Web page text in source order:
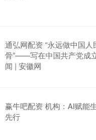
通弘网配资 “永远做中国
骨”——写在中国共产党成
闻 | 安徽网
赢牛吧配资 机构：AI赋能
先行